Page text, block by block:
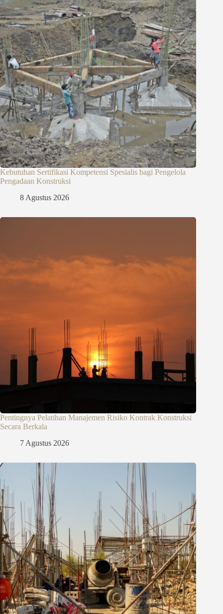
Kebutuhan Sertifikasi Kompetensi Spesialis bagi Pengelola
Pengadaan Konstruksi
8 Agustus 2026
Pentingnya Pelatihan Manajemen Risiko Kontrak Konstruksi
Secara Berkala
7 Agustus 2026